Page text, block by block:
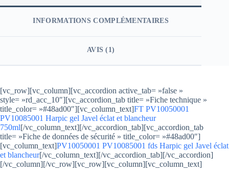
INFORMATIONS COMPLÉMENTAIRES
AVIS (1)
[vc_row][vc_column][vc_accordion active_tab= »false »
style= »rd_acc_10″][vc_accordion_tab title= »Fiche technique »
title_color= »#48ad00″][vc_column_text]FT PV10050001
PV10085001 Harpic gel Javel éclat et blancheur
750ml[/vc_column_text][/vc_accordion_tab][vc_accordion_tab
title= »Fiche de données de sécurité » title_color= »#48ad00″]
[vc_column_text]PV10050001 PV10085001 fds Harpic gel Javel éclat
et blancheur[/vc_column_text][/vc_accordion_tab][/vc_accordion]
[/vc_column][/vc_row][vc_row][vc_column][vc_column_text]